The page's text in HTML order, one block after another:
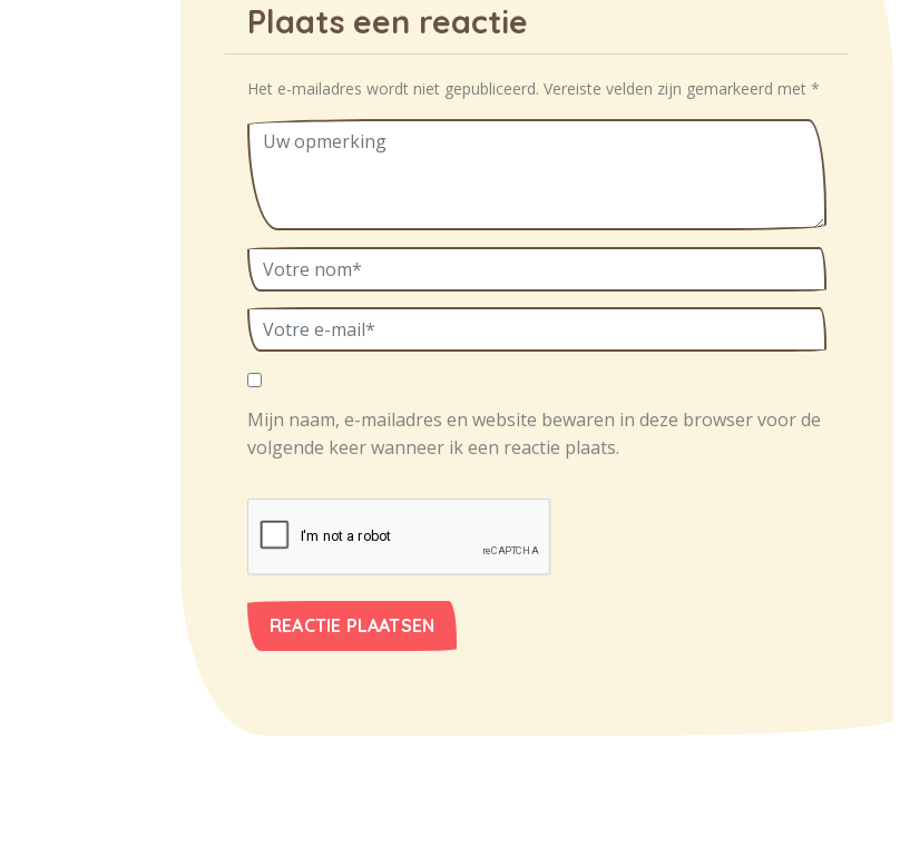
Plaats een reactie
Het e-mailadres wordt niet gepubliceerd. Vereiste velden zijn gemarkeerd met *
Mijn naam, e-mailadres en website bewaren in deze browser voor de
volgende keer wanneer ik een reactie plaats.